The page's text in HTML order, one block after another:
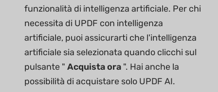
funzionalità di intelligenza artificiale. Per chi
necessita di UPDF con intelligenza
artificiale, puoi assicurarti che l'intelligenza
artificiale sia selezionata quando clicchi sul
pulsante " Acquista ora ". Hai anche la
possibilità di acquistare solo UPDF AI.